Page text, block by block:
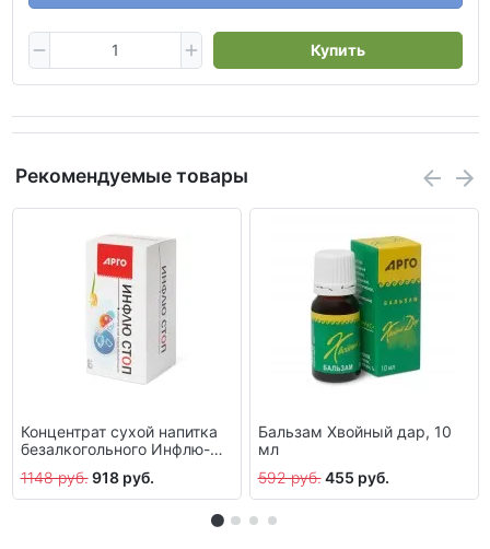
Купить
Рекомендуемые товары
Концентрат сухой напитка
безалкогольного Инфлю-
1148 руб. 918 руб.
Бальзам Хвойный дар, 10
мл
592 руб. 455 руб.